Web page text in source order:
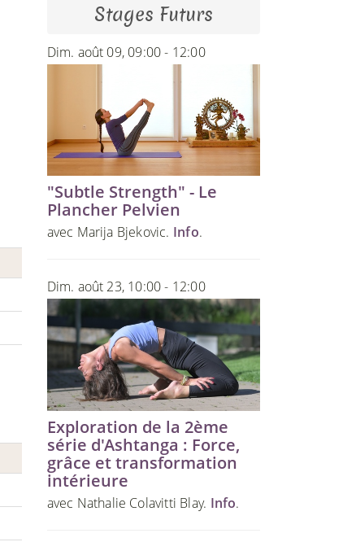
Stages Futurs
Dim. août 09, 09:00 - 12:00
"Subtle Strength" - Le
Plancher Pelvien
avec Marija Bjekovic. Info.
Dim. août 23, 10:00 - 12:00
Exploration de la 2ème
série d'Ashtanga : Force,
grâce et transformation
intérieure
avec Nathalie Colavitti Blay. Info.